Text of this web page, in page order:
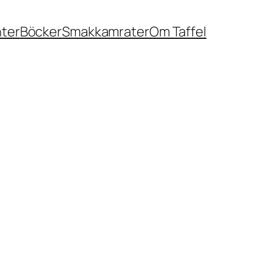
BöckerSmakkamraterOm Taffel